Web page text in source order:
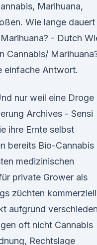
Marihuana,
Wie lange dauert
- Dutch
Cannabis/
einfache Antwort.
nur weil eine Droge
Archives - Sensi
ihre Ernte selbst
bereits Bio-Cannabis
medizinischen
private Grower als
züchten
aufgrund
oft nicht Cannabis
Rechtslage